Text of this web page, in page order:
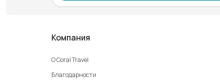
Компания
О Coral Travel
Благодарности